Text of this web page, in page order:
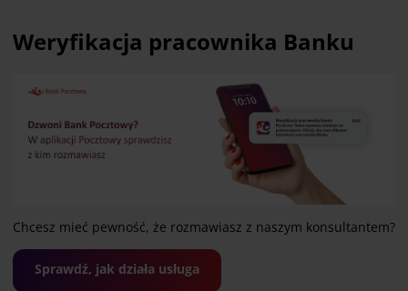
Weryfikacja pracownika Banku
Chcesz mieć pewność, że rozmawiasz z naszym konsultantem?
Sprawdź, jak działa usługa